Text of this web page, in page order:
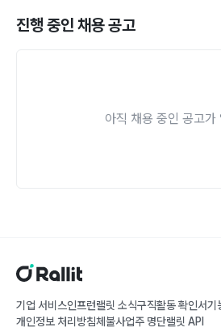
진행 중인 채용 공고
아직 채용 중인 공고가
기업 서비스인프런랠릿 소식구직활동 확인서기
개인정보 처리방침체불사업주 명단랠릿 API